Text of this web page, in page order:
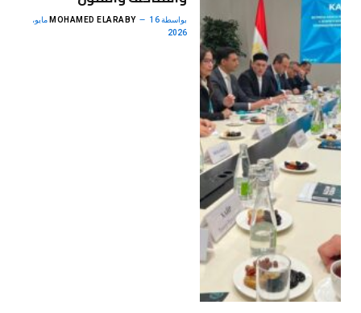
بواسطة MOHAMED ELARABY 16 مايو،
2026